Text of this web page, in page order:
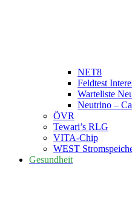
NET8
Feldtest
Warteliste
Neutrino –
ÖVR
Tewari’s RLG
VITA-Chip
WEST
Gesundheit